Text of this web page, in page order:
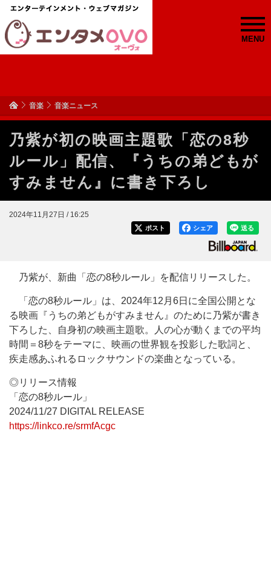
MENU
音楽 音楽ニュース
乃紫が初の映画主題歌「恋の8秒
ルール」配信、『うちの弟どもが
すみません』に書き下ろし
2024年11月27日 / 16:25
送る
シェア
ポスト
乃紫が、新曲「恋の8秒ルール」を配信リリースした。
「恋の8秒ルール」は、2024年12月6日に全国公開とな
る映画『うちの弟どもがすみません』のために乃紫が書き
下ろした、自身初の映画主題歌。人の心が動くまでの平均
時間＝8秒をテーマに、映画の世界観を投影した歌詞と、
疾走感あふれるロックサウンドの楽曲となっている。
◎リリース情報
「恋の8秒ルール」
2024/11/27 DIGITAL RELEASE
https://linkco.re/srmfAcgc